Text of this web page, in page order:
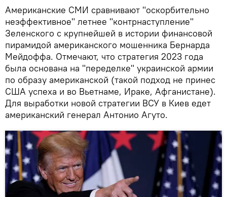
Американские СМИ сравнивают "оскорбительно
неэффективное" летнее "контрнаступление"
Зеленского с крупнейшей в истории финансовой
пирамидой американского мошенника Бернарда
Мейдоффа. Отмечают, что стратегия 2023 года
была основана на "переделке" украинской армии
по образу американской (такой подход не принес
США успеха и во Вьетнаме, Ираке, Афганистане).
Для выработки новой стратегии ВСУ в Киев едет
американский генерал Антонио Агуто.